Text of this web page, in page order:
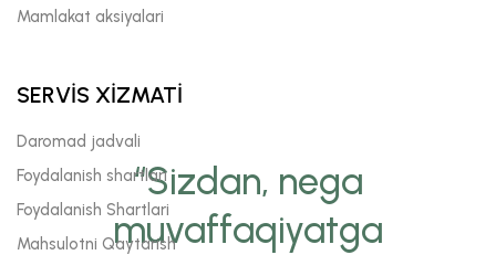
“Sizdan, nega
muvaffaqiyatga
Mamlakat aksiyalari
SERVİS XİZMATİ
Daromad jadvali
Foydalanish shartlari
Foydalanish Shartlari
Mahsulotni Qaytarish